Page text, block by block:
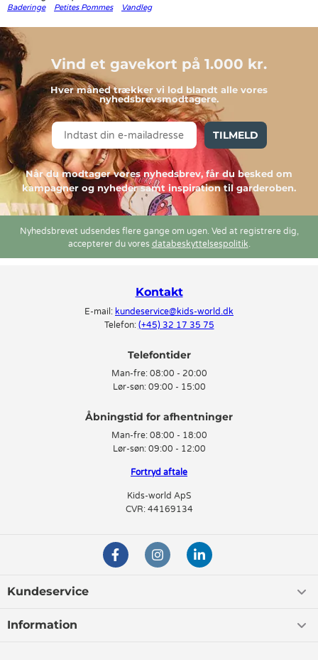
Baderinge
Petites Pommes Vandleg
Vind et gavekort på 1.000 kr.
Hver måned trækker vi lod blandt alle vores
nyhedsbrevsmodtagere.
TILMELD
Når du modtager vores nyhedsbrev, får du besked om
kampagner og nyheder samt inspiration til garderoben.
Nyhedsbrevet udsendes flere gange om ugen. Ved at registrere dig,
accepterer du vores databeskyttelsespolitik.
Kontakt
E-mail: kundeservice@kids-world.dk
Telefon: (+45) 32 17 35 75
Telefontider
Man-fre: 08:00 - 20:00
Lør-søn: 09:00 - 15:00
Man-fre: 08:00 - 18:00
Lør-søn: 09:00 - 12:00
Fortryd aftale
Kids-world ApS
CVR: 44169134
Kundeservice
Information